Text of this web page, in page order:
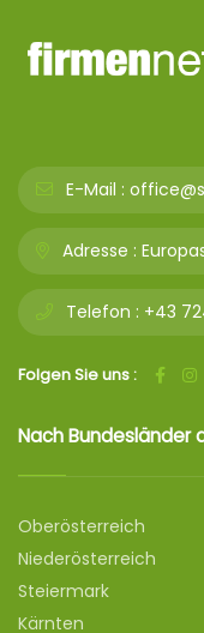
E-Mail :
Adresse :
Telefon : +43
Folgen Sie uns :
Nach Bundesländer
Oberösterreich
Niederösterreich
Steiermark
Kärnten